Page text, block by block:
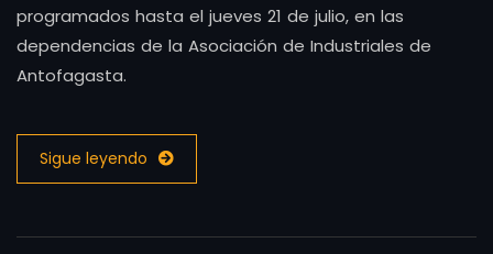
programados hasta el jueves 21 de julio, en las
dependencias de la Asociación de Industriales de
Antofagasta.
Sigue leyendo